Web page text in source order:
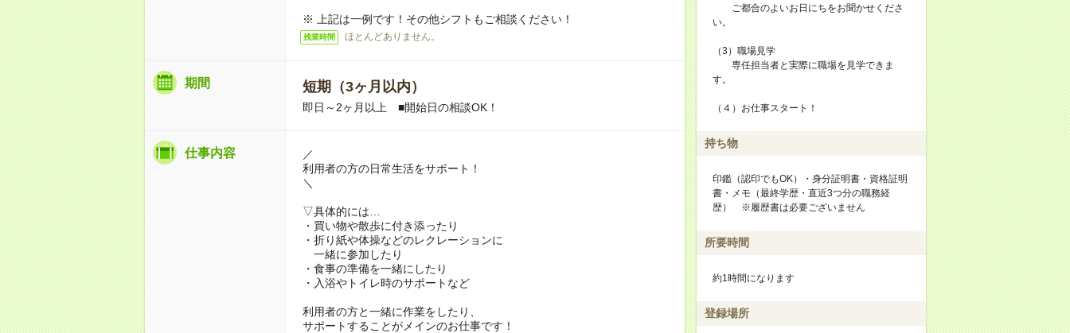
※ 上記は一例です！その他シフトもご相談ください！
残業時間 ほとんどありません。
期間 短期（3ヶ月以内）
即日～2ヶ月以上 ■開始日の相談OK！
仕事内容
／
利用者の方の日常生活をサポート！
＼
▽具体的には…
・買い物や散歩に付き添ったり
・折り紙や体操などのレクレーションに
一緒に参加したり
・食事の準備を一緒にしたり
・入浴やトイレ時のサポートなど
利用者の方と一緒に作業をしたり、
サポートすることがメインのお仕事です！
ご都合のよいお日にちをお聞かせくださ
い。
（3）職場見学
専任担当者と実際に職場を見学できま
す。
（４）お仕事スタート！
持ち物
印鑑（認印でもOK）・身分証明書・資格証明
書・メモ（最終学歴・直近3つ分の職務経
歴） ※履歴書は必要ございません
所要時間
約1時間になります
登録場所